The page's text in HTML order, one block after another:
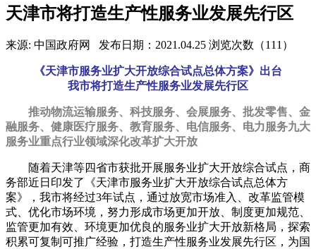
天津市将打造生产性服务业发展先行区
来源: 中国政府网 发布日期：2021.04.25 浏览次数（111）
《天津市服务业扩大开放综合试点总体方案》出台
我市将打造生产性服务业发展先行区
推动物流运输服务、科技服务、会展服务、批发零售、金
融服务、健康医疗服务、教育服务、电信服务、电力服务九大
服务业重点行业领域深化改革扩大开放
随着天津等四省市获批开展服务业扩大开放综合试点，商
务部近日印发了《天津市服务业扩大开放综合试点总体方
案》，我市将经过3年试点，通过放宽市场准入、改革监管模
式、优化市场环境，努力形成市场更加开放、制度更加规范、
监管更加有效、环境更加优良的服务业扩大开放新格局，探索
积累可复制可推广经验，打造生产性服务业发展先行区，为国